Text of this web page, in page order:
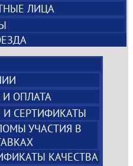
ЛИЦА
И ОПЛАТА
СЕРТИФИКАТЫ
УЧАСТИЯ В
КАЧЕСТВА